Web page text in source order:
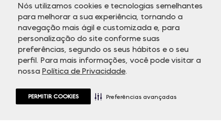
Nós utilizamos cookies e tecnologias semelhantes
para melhorar a sua experiência, tornando a
navegação mais ágil e customizada e, para
personalização do site conforme suas
preferências, segundo os seus hábitos e o seu
perfil. Para mais informações, você pode visitar a
nossa Política de Privacidade.
PERMITIR COOKIES Preferências avançadas